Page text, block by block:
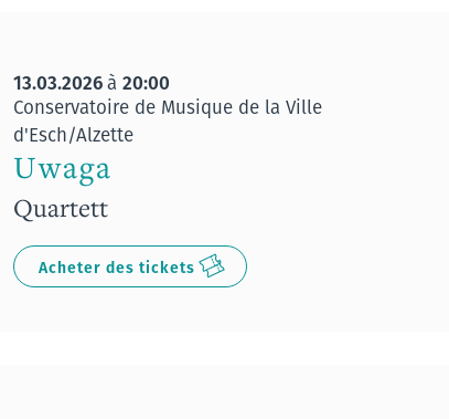
13.03.2026à 20:00
Conservatoire de Musique de la Ville
d'Esch/Alzette
Uwaga
Quartett
Acheter des tickets